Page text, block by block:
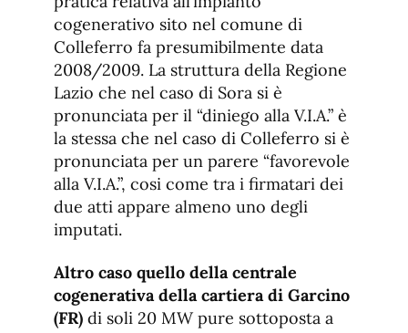
cogenerativo sito nel comune di
Colleferro fa presumibilmente data
2008/2009. La struttura della Regione
Lazio che nel caso di Sora si è
pronunciata per il “diniego alla V.I.A.” è
la stessa che nel caso di Colleferro si è
pronunciata per un parere “favorevole
alla V.I.A.”, cosi come tra i firmatari dei
due atti appare almeno uno degli
imputati.
Altro caso quello della centrale
cogenerativa della cartiera di Garcino
(FR) di soli 20 MW pure sottoposta a